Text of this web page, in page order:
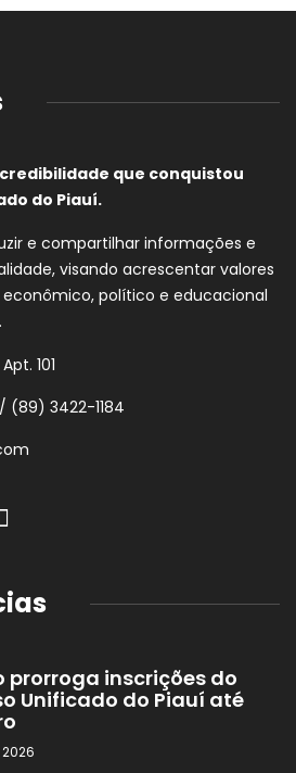
que conquistou
do Piauí.
e compartilhar informações e
visando acrescentar valores
político e educacional
101
3422-1184
prorroga inscrições do
Unificado do Piauí até